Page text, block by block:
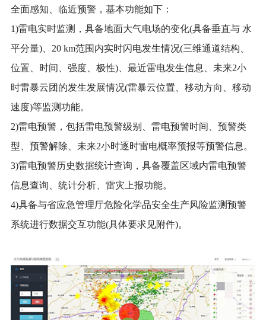
全面感知、临近预警，基本功能如下：
1)雷电实时监测，具备地面大气电场的变化(具备垂直与 水
平分量)、20 km范围内实时闪电发生情况(三维通道结构、
位置、时间、强度、极性)、最近雷电发生信息、未来2小
时雷暴云团的发生发展情况(雷暴云位置、移动方向、移动
速度)等监测功能。
2)雷电预警，包括雷电预警级别、雷电预警时间、预警类
型、预警解除、未来2小时逐时雷电概率预报等预警信息。
3)雷电预警历史数据统计查询，具备覆盖区域内雷电预警
信息查询、统计分析、雷灾上报功能。
4)具备与省应急管理厅危险化学品安全生产风险监测预警
系统进行数据交互功能(具体要求见附件)。